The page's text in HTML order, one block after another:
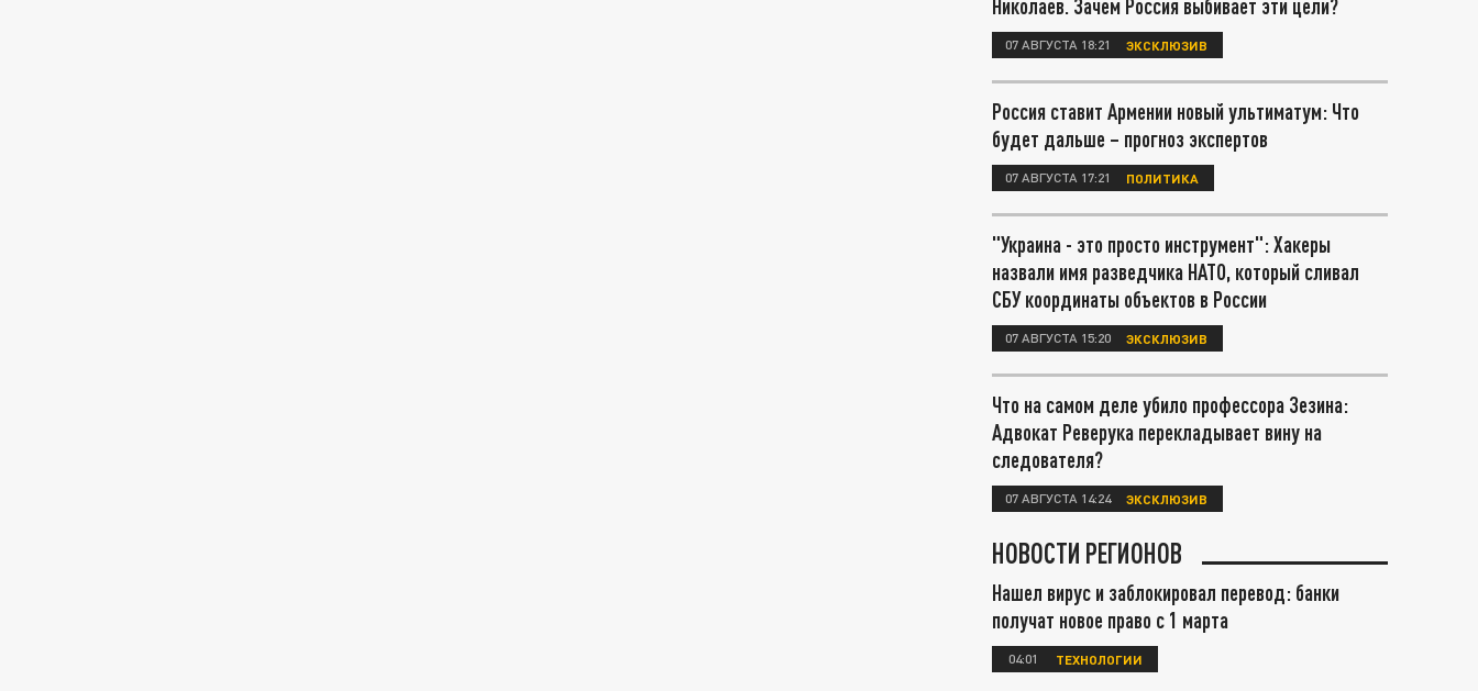
Николаев. Зачем Россия выбивает эти цели?
07 АВГУСТА 18:21 ЭКСКЛЮЗИВ
Россия ставит Армении новый ультиматум: Что
будет дальше – прогноз экспертов
07 АВГУСТА 17:21 ПОЛИТИКА
"Украина - это просто инструмент": Хакеры
назвали имя разведчика НАТО, который сливал
СБУ координаты объектов в России
07 АВГУСТА 15:20 ЭКСКЛЮЗИВ
Что на самом деле убило профессора Зезина:
Адвокат Реверука перекладывает вину на
следователя?
07 АВГУСТА 14:24 ЭКСКЛЮЗИВ
НОВОСТИ РЕГИОНОВ
Нашел вирус и заблокировал перевод: банки
получат новое право с 1 марта
04:01 ТЕХНОЛОГИИ